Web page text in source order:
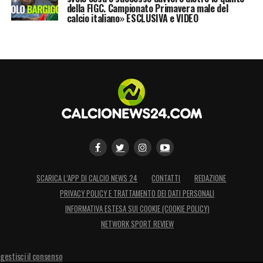
della FIGC. Campionato Primavera male del
calcio italiano» ESCLUSIVA e VIDEO
SCARICA L’APP DI CALCIO NEWS 24 CONTATTI
REDAZIONE
PRIVACY POLICY E TRATTAMENTO DEI DATI PERSONALI
INFORMATIVA ESTESA SUI COOKIE (COOKIE POLICY)
NETWORK SPORT REVIEW
gestisci il consenso